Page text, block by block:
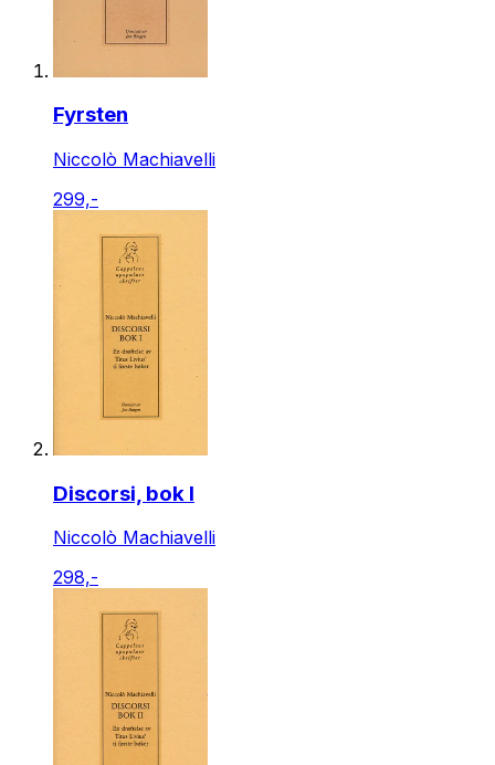
Fyrsten
Niccolò Machiavelli
299,-
Discorsi, bok I
Niccolò Machiavelli
298,-